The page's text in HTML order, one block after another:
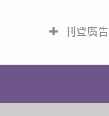
刊登廣告